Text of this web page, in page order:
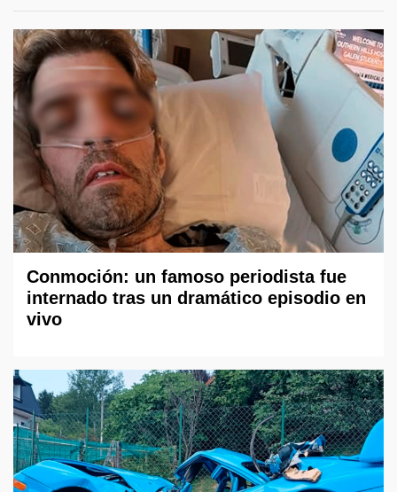
Conmoción: un famoso periodista fue
internado tras un dramático episodio en
vivo